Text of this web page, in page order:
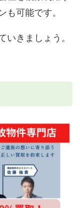
も可能です。
いきましょう。